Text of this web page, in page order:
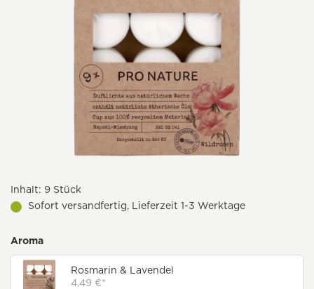
Inhalt: 9 Stück
Sofort versandfertig, Lieferzeit 1-3 Werktage
Aroma
Rosmarin & Lavendel
4,49 €*